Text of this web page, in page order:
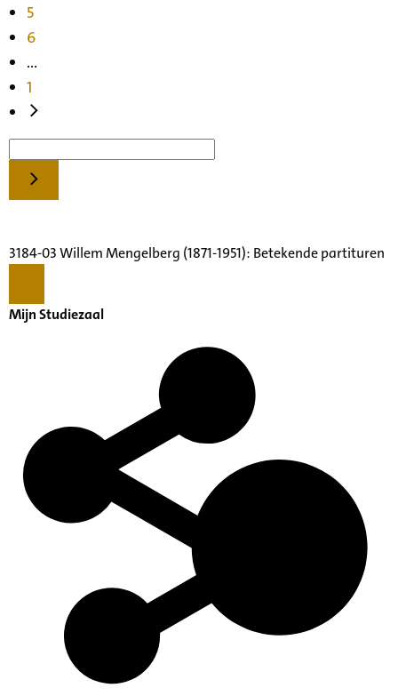
5
6
...
1
3184-03 Willem Mengelberg (1871-1951): Betekende partituren
Mijn Studiezaal